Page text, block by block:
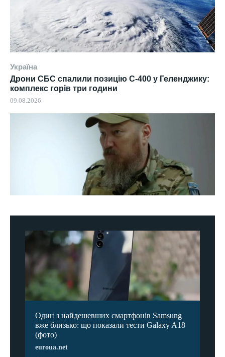
Україна
Дрони СБС спалили позицію С-400 у Геленджику:
комплекс горів три години
09.08.2026
Один з найдешевших смартфонів Samsung
вже близько: що показали тести Galaxy A18
(фото)
euroua.net